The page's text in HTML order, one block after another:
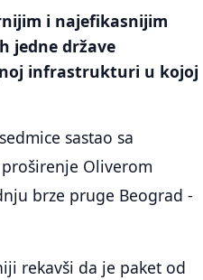
i najefikasnijim
jedne države
infrastrukturi u kojoj
sastao sa
Oliverom
brze pruge Beograd -
rekavši da je paket od